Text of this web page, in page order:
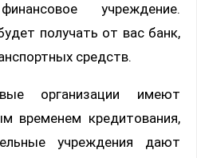
учреждение.
получать от вас банк,
средств.
организации имеют
временем кредитования,
учреждения дают